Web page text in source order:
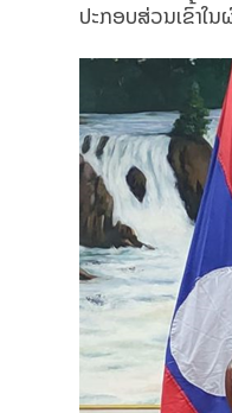
ປະກອບສ່ວນເຂົ້າໃ